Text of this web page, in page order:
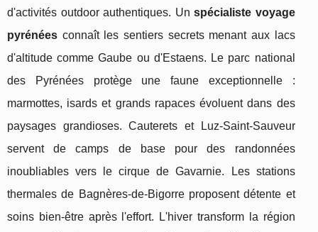
d'activités outdoor authentiques. Unspécialiste voyage
pyrénées connaît les sentiers secrets menant aux lacs
d'altitude comme Gaube ou d'Estaens. Le parc national
des Pyrénées protège une faune exceptionnelle :
marmottes, isards et grands rapaces évoluent dans des
paysages grandioses. Cauterets et Luz-Saint-Sauveur
servent de camps de base pour des randonnées
inoubliables vers le cirque de Gavarnie. Les stations
thermales de Bagnères-de-Bigorre proposent détente et
soins bien-être après l'effort. L'hiver transform la région